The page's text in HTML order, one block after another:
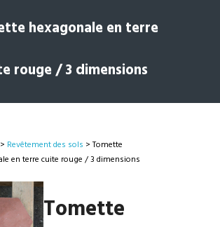
hexagonale en terre
rouge / 3 dimensions
> Revêtement des sols > Tomette
en terre cuite rouge / 3 dimensions
Tomette